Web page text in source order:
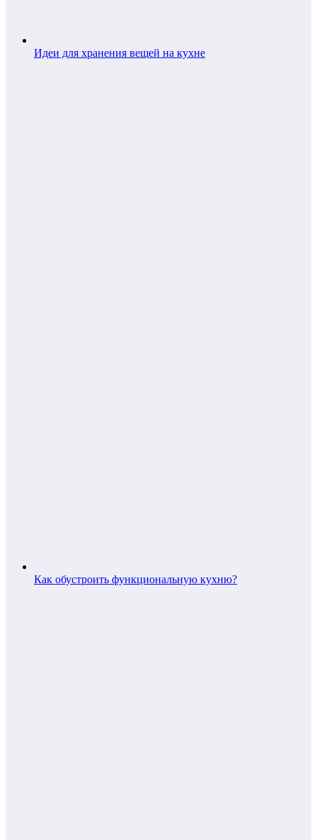
Идеи для хранения вещей на кухне
Как обустроить функциональную кухню?